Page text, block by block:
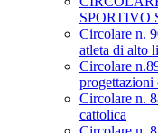
SPORTIVO
Circolare n.
atleta di alto
Circolare
progettazioni
Circolare n.
cattolica